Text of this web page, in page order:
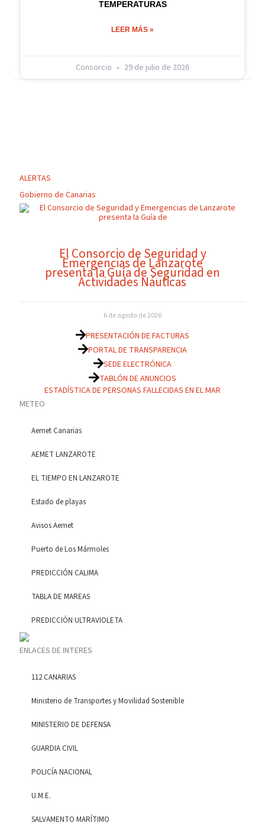
TEMPERATURAS
LEER MÁS »
Consorcio 29 de julio de 2026
ALERTAS
Gobierno de Canarias
El Consorcio de Seguridad y
Emergencias de Lanzarote
presenta la Guía de Seguridad en
Actividades Náuticas
6 de agosto de 2026
PRESENTACIÓN DE FACTURAS
PORTAL DE TRANSPARENCIA
SEDE ELECTRÓNICA
TABLÓN DE ANUNCIOS
ESTADÍSTICA DE PERSONAS FALLECIDAS EN EL MAR
METEO
Aemet Canarias
AEMET LANZAROTE
EL TIEMPO EN LANZAROTE
Estado de playas
Avisos Aemet
Puerto de Los Mármoles
PREDICCIÓN CALIMA
TABLA DE MAREAS
PREDICCIÓN ULTRAVIOLETA
ENLACES DE INTERES
112 CANARIAS
Ministerio de Transportes y Movilidad Sostenible
MINISTERIO DE DEFENSA
GUARDIA CIVIL
POLICÍA NACIONAL
U.M.E.
SALVAMENTO MARÍTIMO